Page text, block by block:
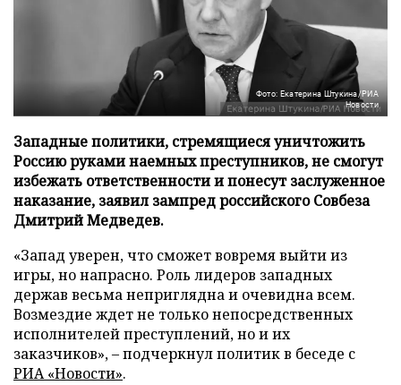
Фото: Екатерина Штукина/РИА
Новости
Западные политики, стремящиеся уничтожить
Россию руками наемных преступников, не смогут
избежать ответственности и понесут заслуженное
наказание, заявил зампред российского Совбеза
Дмитрий Медведев.
«Запад уверен, что сможет вовремя выйти из
игры, но напрасно. Роль лидеров западных
держав весьма неприглядна и очевидна всем.
Возмездие ждет не только непосредственных
исполнителей преступлений, но и их
заказчиков», – подчеркнул политик в беседе с
РИА «Новости».